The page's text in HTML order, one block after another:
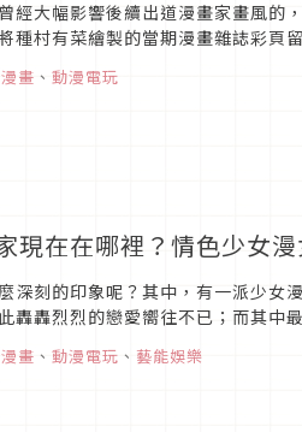
經大幅影響後續出道漫畫家畫風的
種村有菜繪製的當期漫畫雜誌彩頁
畫 、 動漫電玩
現在在哪裡？情色少女
深刻的印象呢？其中，有一派少女
轟轟烈烈的戀愛嚮往不已；而其中
畫 、 動漫電玩 、 藝能娛樂